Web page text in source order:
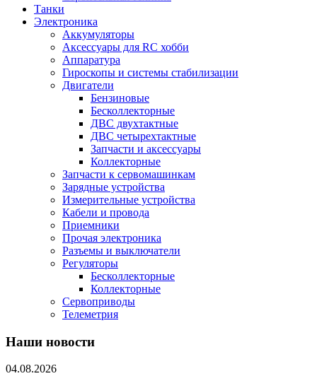
Танки
Электроника
Аккумуляторы
Аксессуары для RC хобби
Аппаратура
Гироскопы и системы стабилизации
Двигатели
Бензиновые
Бесколлекторные
ДВС двухтактные
ДВС четырехтактные
Запчасти и аксессуары
Коллекторные
Запчасти к сервомашинкам
Зарядные устройства
Измерительные устройства
Кабели и провода
Приемники
Прочая электроника
Разъемы и выключатели
Регуляторы
Бесколлекторные
Коллекторные
Сервоприводы
Телеметрия
Наши новости
04.08.2026